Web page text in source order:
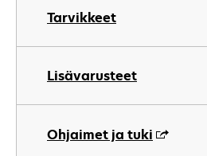
Tarvikkeet
Lisävarusteet
Ohjaimet ja tuki